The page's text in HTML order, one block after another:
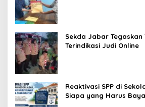
Sekda Jabar Tegaskan
Terindikasi Judi Online
Reaktivasi SPP di
Siapa yang Harus